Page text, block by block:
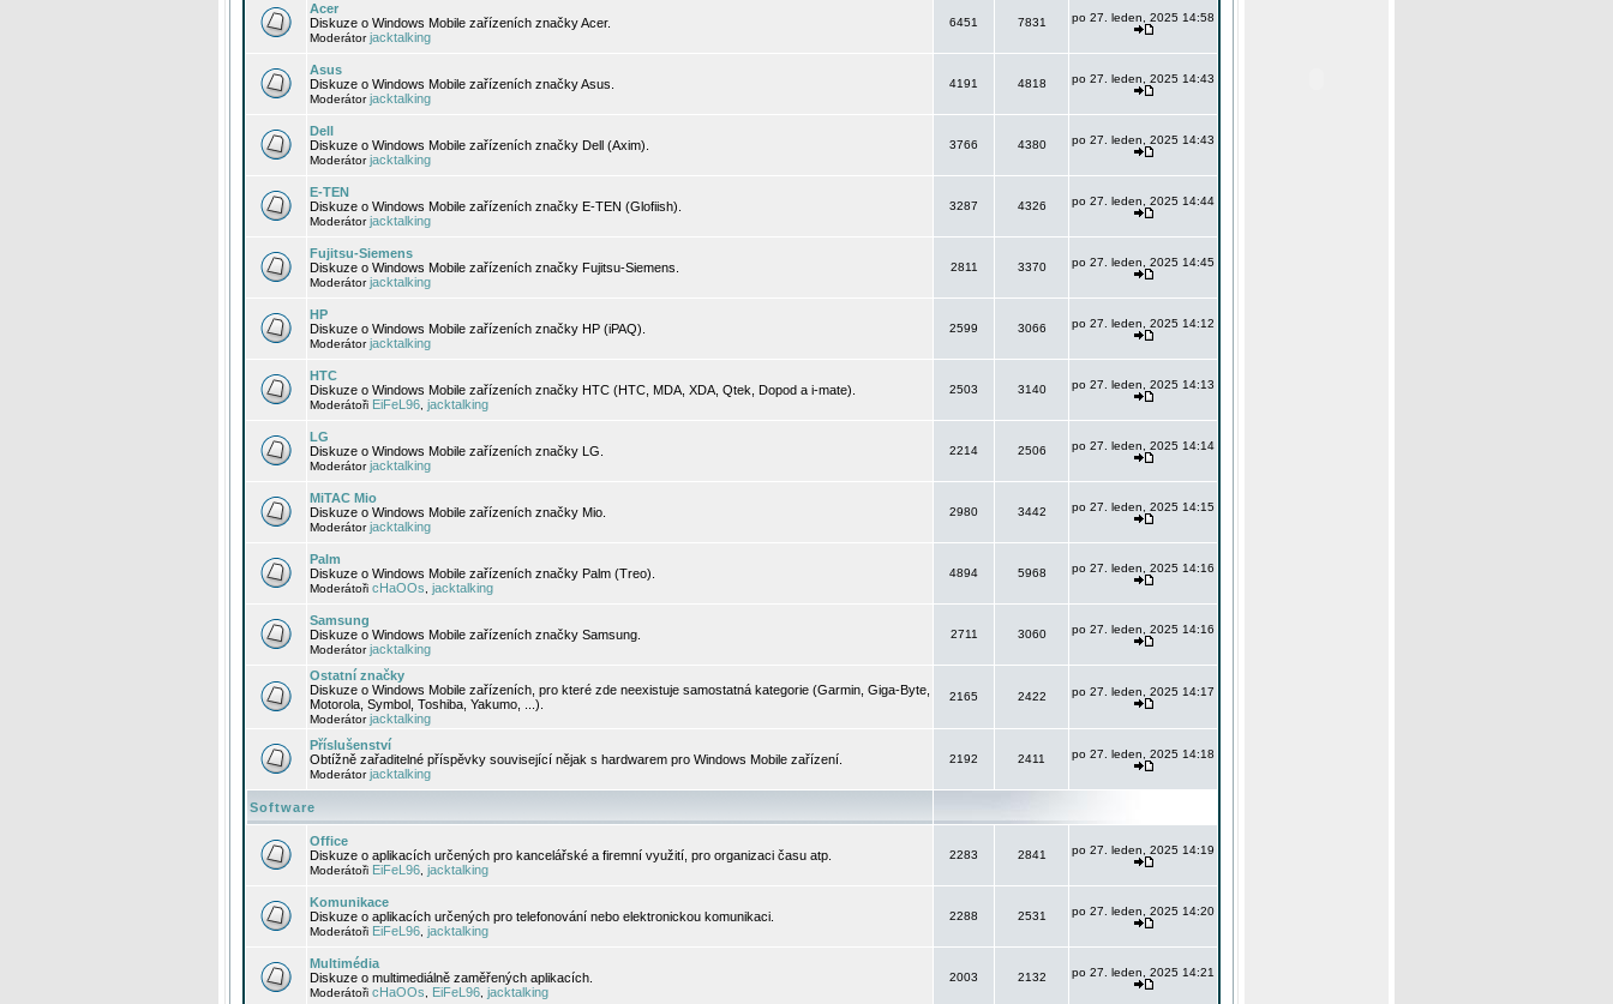
Acer
Diskuze o Windows Mobile zařízeních značky Acer.
Moderátorjacktalking
6451 7831 po 27. leden, 2025 14:58
Asus
Diskuze o Windows Mobile zařízeních značky Asus.
Moderátorjacktalking
4191 4818 po 27. leden, 2025 14:43
Dell
Diskuze o Windows Mobile zařízeních značky Dell (Axim).
Moderátorjacktalking
3766 4380 po 27. leden, 2025 14:43
E-TEN
Diskuze o Windows Mobile zařízeních značky E-TEN (Glofiish).
Moderátorjacktalking
3287 4326 po 27. leden, 2025 14:44
Fujitsu-Siemens
Diskuze o Windows Mobile zařízeních značky Fujitsu-Siemens.
Moderátorjacktalking
2811 3370 po 27. leden, 2025 14:45
HP
Diskuze o Windows Mobile zařízeních značky HP (iPAQ).
Moderátorjacktalking
2599 3066 po 27. leden, 2025 14:12
HTC
Diskuze o Windows Mobile zařízeních značky HTC (HTC, MDA, XDA, Qtek, Dopod a i-mate).
Moderátoři EiFeL96 jacktalking
2503 3140 po 27. leden, 2025 14:13
LG
Diskuze o Windows Mobile zařízeních značky LG.
Moderátorjacktalking
2214 2506 po 27. leden, 2025 14:14
MiTAC Mio
Diskuze o Windows Mobile zařízeních značky Mio.
Moderátorjacktalking
2980 3442 po 27. leden, 2025 14:15
Palm
Diskuze o Windows Mobile zařízeních značky Palm (Treo).
Moderátoři cHaOOs jacktalking
4894 5968 po 27. leden, 2025 14:16
Samsung
Diskuze o Windows Mobile zařízeních značky Samsung.
Moderátorjacktalking
2711 3060 po 27. leden, 2025 14:16
Ostatní značky
Diskuze o Windows Mobile zařízeních, pro které zde neexistuje samostatná kategorie (Garmin, Giga-Byte,
Motorola, Symbol, Toshiba, Yakumo, ...).
Moderátorjacktalking
2165 2422 po 27. leden, 2025 14:17
Příslušenství
Obtížně zařaditelné příspěvky související nějak s hardwarem pro Windows Mobile zařízení.
Moderátorjacktalking
2192 2411 po 27. leden, 2025 14:18
Software
Office
Diskuze o aplikacích určených pro kancelářské a firemní využití, pro organizaci času atp.
Moderátoři EiFeL96 jacktalking
2283 2841 po 27. leden, 2025 14:19
Komunikace
Diskuze o aplikacích určených pro telefonování nebo elektronickou komunikaci.
Moderátoři EiFeL96 jacktalking
2288 2531 po 27. leden, 2025 14:20
Multimédia
Diskuze o multimediálně zaměřených aplikacích.
Moderátoři cHaOOs EiFeL96 jacktalking
2003 2132 po 27. leden, 2025 14:21